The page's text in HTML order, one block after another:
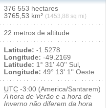
376 553 hectares
3765,53 km² (1453,88 sq mi)
22 metros de altitude
Latitude: -1.5278
Longitude: -49.2169
Latitude: 1° 31' 40'' Sul,
Longitude: 49° 13' 1'' Oeste
UTC -3:00 (America/Santarem)
A hora de Verão e a hora de
Inverno não diferem da hora